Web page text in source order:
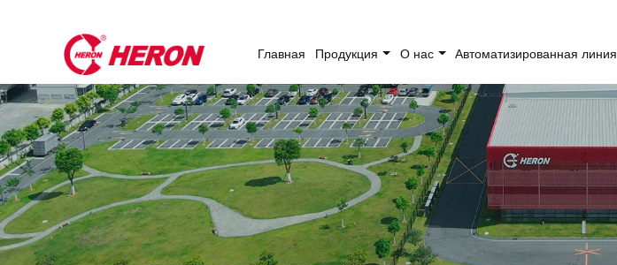
Главная Продукция О нас Автоматизированная линия